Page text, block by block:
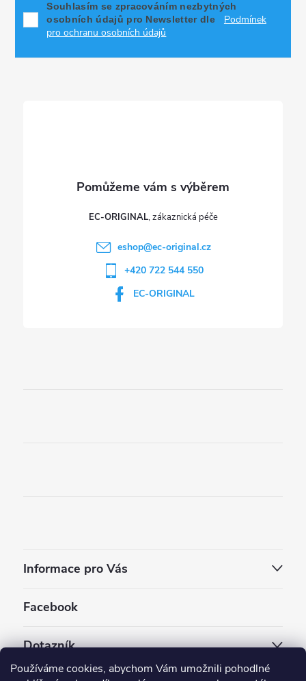
Používáme cookies, abychom Vám umožnili pohodlné
Souhlasím se zpracováním nezbytných
osobních údajů pro Newsletter dle
Podmínek
pro ochranu osobních údajů
EC-ORIGINAL
eshop@ec-original.cz
+420 722 544 550
EC-ORIGINAL
Informace pro Vás
Facebook
Dotazník